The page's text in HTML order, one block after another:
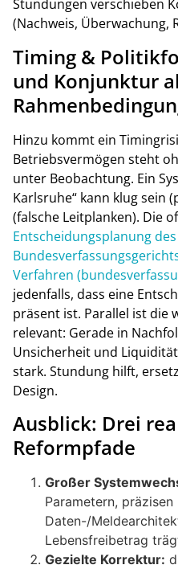
Stundungen verschieben
(Nachweis, Überwachung,
Timing &
und Konjunktur
Hinzu kommt ein
Betriebsvermögen steht
unter Beobachtung. Ein
Karlsruhe“ kann klug sein
(falsche Leitplanken). Die
Entscheidungsplanung des
Verfahren
jedenfalls, dass eine
präsent ist. Parallel ist die
relevant: Gerade in
Unsicherheit und
stark. Stundung hilft,
Design.
Ausblick: Drei
Reformpfade
Großer
Parametern,
Daten-/
Lebensfreibetrag
Gezielte Korrektur: